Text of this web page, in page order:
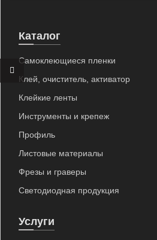
Каталог
Самоклеющиеся пленки
Клей, очиститель, активатор
Клейкие ленты
Инструменты и крепеж
Профиль
Листовые материалы
Фрезы и граверы
Светодиодная продукция
Услуги